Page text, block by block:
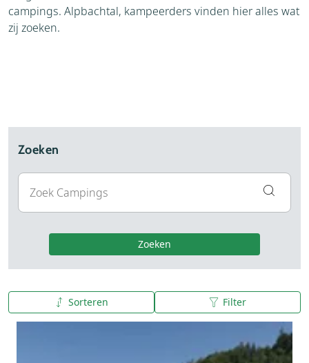
campings. Alpbachtal, kampeerders vinden hier alles wat
zij zoeken.
Zoeken
Zoeken
Sorteren Filter
A tot Z